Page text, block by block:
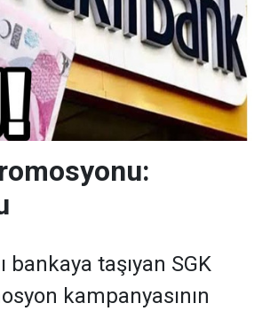
bankaya taşıyan SGK
kampanyasının